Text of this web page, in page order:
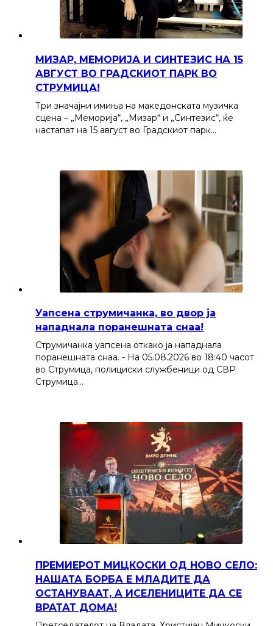
МИЗАР, МЕМОРИЈА И СИНТЕЗИС НА 15
АВГУСТ ВО ГРАДСКИОТ ПАРК ВО
СТРУМИЦА!
Три значајни имиња на македонската музичка
сцена – „Меморија“, „Мизар“ и „Синтезис“, ќе
настапат на 15 август во Градскиот парк…
Уапсена струмичанка, во двор ја
нападнала поранешната снаа!
Струмичанка уапсена откако ја нападнала
поранешната снаа. - На 05.08.2026 во 18:40 часот
во Струмица, полициски службеници од СВР
Струмица…
ПРЕМИЕРОТ МИЦКОСКИ ОД НОВО СЕЛО:
НАШАТА БОРБА Е МЛАДИТЕ ДА
ОСТАНУВААТ, А ИСЕЛЕНИЦИТЕ ДА СЕ
ВРАТАТ ДОМА!